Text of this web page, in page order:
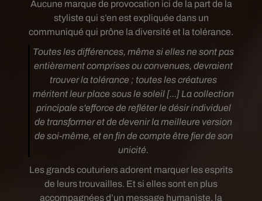
Aucune marque de provocation ici de la part de la
styliste qui s’en est expliquée dans un
communiqué qui prône la diversité et la tolérance.
Toutes les différences, même si elles ne sont pas
entièrement comprises ou convenues, devraient
trouver la tolérance ; toutes les créatures
méritent leur place sous le soleil [...] La collection
principale s'efforce de refléter le désir individuel
de transformer et de devenir la meilleure version
de soi-même, et en fin de compte être fier de son
unicité.
Les grands couturiers adorent marquer les esprits
de leurs trouvailles. Et si elles sont en plus
accompagnées d’un message humaniste, la